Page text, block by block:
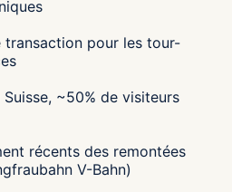
transaction pour les tour-
~50% de visiteurs
récents des remontées
V-Bahn)